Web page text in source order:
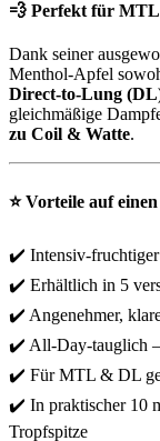
💨 Perfekt für
Dank seiner
Menthol-Apfel
Direct-to-Lung
gleichmäßige
zu Coil & Watte.
⭐ Vorteile auf
✔️ Intensiv-fruchtiger
✔️ Erhältlich in 5
✔️ Angenehmer,
✔️ All-Day-tauglich –
✔️ Für MTL & DL
✔️ In praktischer 10
Tropfspitze